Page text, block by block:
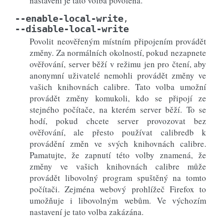
--enable-local-write ,
--disable-local-write
Povolit neověřeným místním připojením provádět
změny. Za normálních okolností, pokud nezapnete
ověřování, server běží v režimu jen pro čtení, aby
anonymní uživatelé nemohli provádět změny ve
vašich knihovnách calibre. Tato volba umožní
provádět změny komukoli, kdo se připojí ze
stejného počítače, na kterém server běží. To se
hodí, pokud chcete server provozovat bez
ověřování, ale přesto používat calibredb k
provádění změn ve svých knihovnách calibre.
Pamatujte, že zapnutí této volby znamená, že
změny ve vašich knihovnách calibre může
provádět libovolný program spuštěný na tomto
počítači. Zejména webový prohlížeč Firefox to
umožňuje i libovolným webům. Ve výchozím
nastavení je tato volba zakázána.